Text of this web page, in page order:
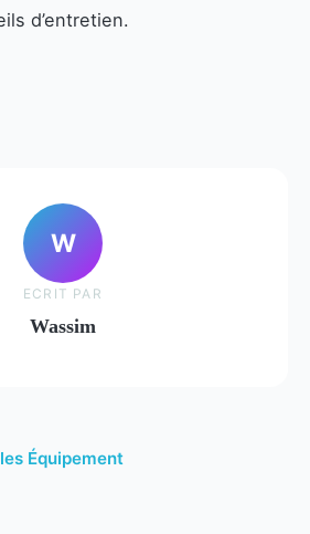
d’entretien.
W
ECRIT PAR
Wassim
Équipement